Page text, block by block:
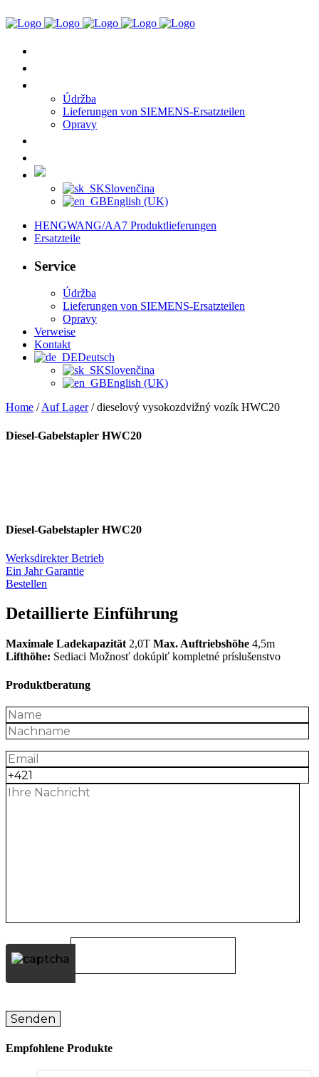
Údržba
Lieferungen von SIEMENS-Ersatzteilen
Opravy
Slovenčina
English (UK)
HENGWANG/AA7 Produktlieferungen
Ersatzteile
Service
Údržba
Lieferungen von SIEMENS-Ersatzteilen
Opravy
Verweise
Kontakt
Deutsch
Slovenčina
English (UK)
Home /Auf Lager/ dieselový vysokozdvižný vozík HWC20
Diesel-Gabelstapler HWC20
Diesel-Gabelstapler HWC20
Werksdirekter Betrieb
Ein Jahr Garantie
Bestellen
Detaillierte Einführung
Maximale Ladekapazität 2,0T Max. Auftriebshöhe 4,5m
Lifthöhe: Sediaci Možnosť dokúpiť kompletné príslušenstvo
Produktberatung
Empfohlene Produkte